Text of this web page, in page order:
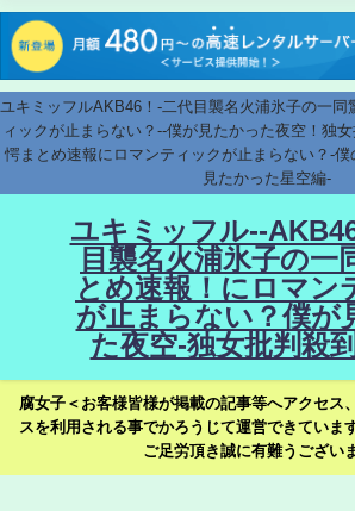
ユキミッフルAKB46！-二代目襲名火浦氷子の一同
ィックが止まらない？--僕が見たかった夜空！独
愕まとめ速報にロマンティックが止まらない？-
見たかった星空編-
ユキミッフル--
目襲名火浦氷子の一
とめ速報！にロマン
が止まらない？僕が
た夜空-独女批判殺
腐女子＜お客様皆様が掲載の記事等へアクセス
スを利用される事でかろうじて運営できていま
ご足労頂き誠に有難うござい